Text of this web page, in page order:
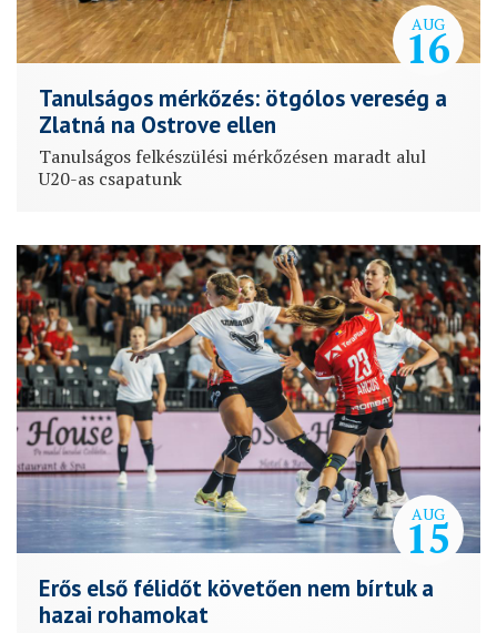
AUG
16
Tanulságos mérkőzés: ötgólos vereség a
Zlatná na Ostrove ellen
Tanulságos felkészülési mérkőzésen maradt alul
U20-as csapatunk
AUG
15
Erős első félidőt követően nem bírtuk a
hazai rohamokat